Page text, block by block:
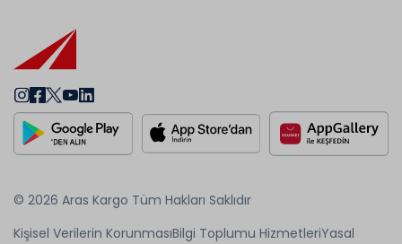
© 2026 Aras Kargo Tüm Hakları Saklıdır
Kişisel Verilerin KorunmasıBilgi Toplumu HizmetleriYasal